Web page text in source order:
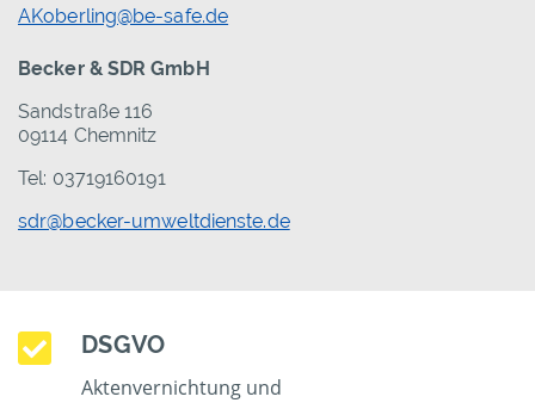
AKoberling@be-safe.de
Becker & SDR GmbH
Sandstraße 116
09114 Chemnitz
Tel: 03719160191
sdr@becker-umweltdienste.de
DSGVO
Aktenvernichtung und